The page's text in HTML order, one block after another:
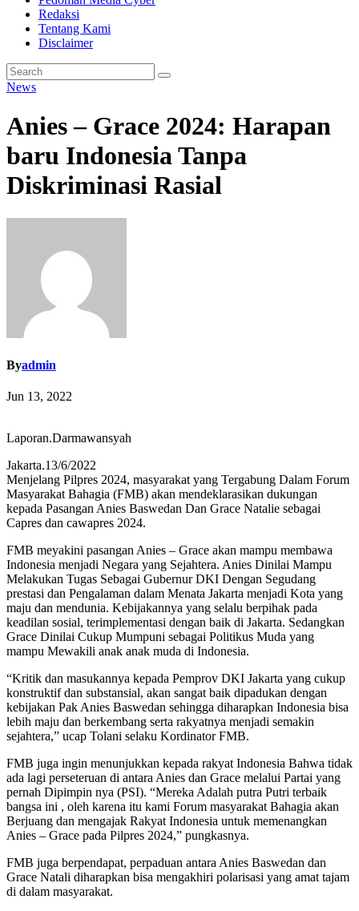
Redaksi
Tentang Kami
Disclaimer
News
Anies – Grace 2024: Harapan
baru Indonesia Tanpa
Diskriminasi Rasial
Byadmin
Jun 13, 2022
Laporan.Darmawansyah
Jakarta.13/6/2022
Menjelang Pilpres 2024, masyarakat yang Tergabung Dalam Forum
Masyarakat Bahagia (FMB) akan mendeklarasikan dukungan
kepada Pasangan Anies Baswedan Dan Grace Natalie sebagai
Capres dan cawapres 2024.
FMB meyakini pasangan Anies – Grace akan mampu membawa
Indonesia menjadi Negara yang Sejahtera. Anies Dinilai Mampu
Melakukan Tugas Sebagai Gubernur DKI Dengan Segudang
prestasi dan Pengalaman dalam Menata Jakarta menjadi Kota yang
maju dan mendunia. Kebijakannya yang selalu berpihak pada
keadilan sosial, terimplementasi dengan baik di Jakarta. Sedangkan
Grace Dinilai Cukup Mumpuni sebagai Politikus Muda yang
mampu Mewakili anak anak muda di Indonesia.
“Kritik dan masukannya kepada Pemprov DKI Jakarta yang cukup
konstruktif dan substansial, akan sangat baik dipadukan dengan
kebijakan Pak Anies Baswedan sehingga diharapkan Indonesia bisa
lebih maju dan berkembang serta rakyatnya menjadi semakin
sejahtera,” ucap Tolani selaku Kordinator FMB.
FMB juga ingin menunjukkan kepada rakyat Indonesia Bahwa tidak
ada lagi perseteruan di antara Anies dan Grace melalui Partai yang
pernah Dipimpin nya (PSI). “Mereka Adalah putra Putri terbaik
bangsa ini , oleh karena itu kami Forum masyarakat Bahagia akan
Berjuang dan mengajak Rakyat Indonesia untuk memenangkan
Anies – Grace pada Pilpres 2024,” pungkasnya.
FMB juga berpendapat, perpaduan antara Anies Baswedan dan
Grace Natali diharapkan bisa mengakhiri polarisasi yang amat tajam
di dalam masyarakat.